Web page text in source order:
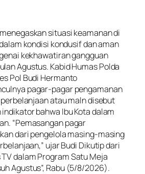
situasi keamanan di
kondisi kondusif dan aman
kekhawatiran gangguan
Agustus. Kabid Humas Polda
Pol Budi Hermanto
pagar-pagar pengamanan
atau maln disebut
bahwa Ibu Kota dalam
“Pemasangan pagar
dari pengelola masing-masing
ujar Budi Dikutip dari
dalam Program Satu Meja
Agustus”, Rabu (5/8/2026).